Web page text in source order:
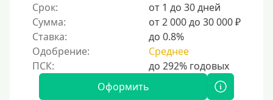
Срок:
от 1 до 30 дней
Сумма:
от 2 000 до 30 000 ₽
Ставка:
до 0.8%
Одобрение:
Среднее
Оформить